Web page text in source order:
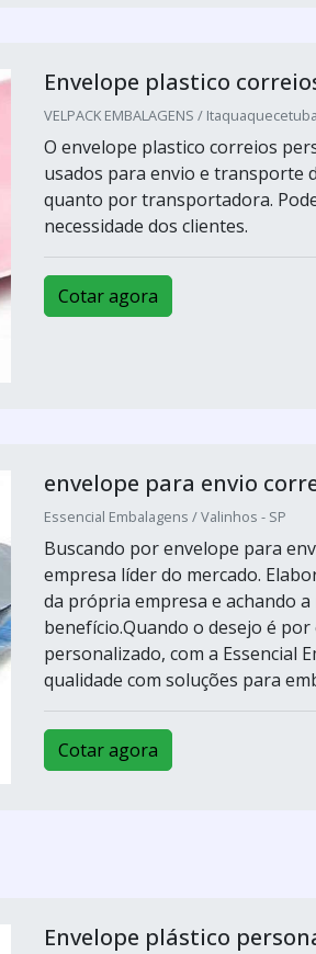
Envelope plastico
VELPACK EMBALAGENS /
O envelope plastico correios
usados para envio e transporte
quanto por transportadora.
necessidade dos clientes.
Cotar agora
envelope para envio
Essencial Embalagens / Valinhos - SP
Buscando por envelope para
empresa líder do mercado.
da própria empresa e achando
benefício.Quando o desejo é
personalizado, com a Essencial
qualidade com soluções para
Cotar agora
Envelope plástico